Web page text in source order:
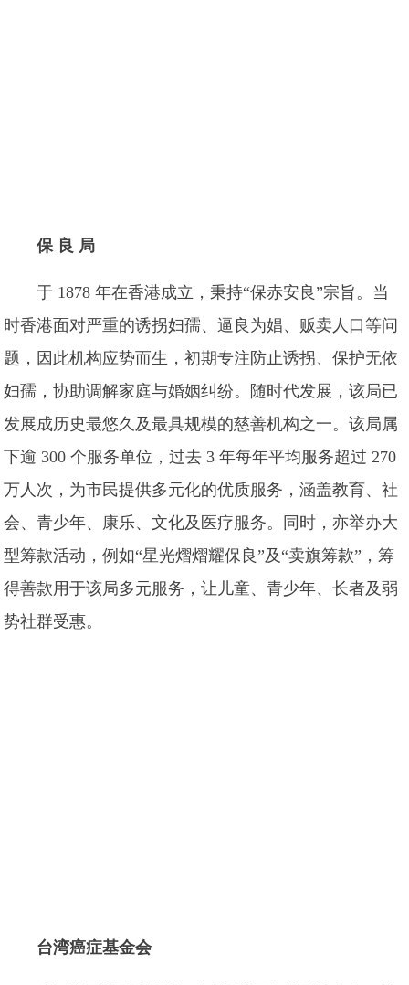
保 良 局
于 1878 年在香港成立，秉持“保赤安良”宗旨。当
时香港面对严重的诱拐妇孺、逼良为娼、贩卖人口等问
题，因此机构应势而生，初期专注防止诱拐、保护无依
妇孺，协助调解家庭与婚姻纠纷。随时代发展，该局已
发展成历史最悠久及最具规模的慈善机构之一。该局属
下逾 300 个服务单位，过去 3 年每年平均服务超过 270
万人次，为市民提供多元化的优质服务，涵盖教育、社
会、青少年、康乐、文化及医疗服务。同时，亦举办大
型筹款活动，例如“星光熠熠耀保良”及“卖旗筹款”，筹
得善款用于该局多元服务，让儿童、青少年、长者及弱
势社群受惠。
台湾癌症基金会